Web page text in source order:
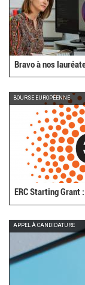
Bravo à nos
BOURSE EUROPÉENNE
ERC Starting
APPEL À CANDIDATURE